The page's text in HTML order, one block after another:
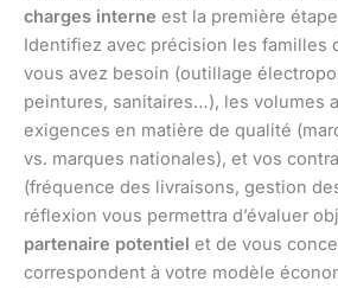
charges interne est la première
Identifiez avec précision les familles
vous avez besoin (outillage
peintures, sanitaires…), les volumes
exigences en matière de qualité
vs. marques nationales), et vos
(fréquence des livraisons, gestion
réflexion vous permettra d’évaluer
partenaire potentiel et de vous
correspondent à votre modèle